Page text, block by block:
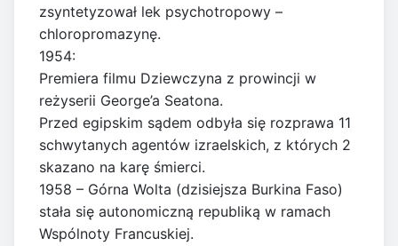
zsyntetyzował lek psychotropowy –
chloropromazynę.
1954:
Premiera filmu Dziewczyna z prowincji w
reżyserii George’a Seatona.
Przed egipskim sądem odbyła się rozprawa 11
schwytanych agentów izraelskich, z których 2
skazano na karę śmierci.
1958 – Górna Wolta (dzisiejsza Burkina Faso)
stała się autonomiczną republiką w ramach
Wspólnoty Francuskiej.